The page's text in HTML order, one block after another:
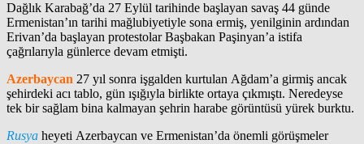
Dağlık Karabağ’da 27 Eylül tarihinde başlayan savaş 44 günde
Ermenistan’ın tarihi mağlubiyetiyle sona ermiş, yenilginin ardından
Erivan’da başlayan protestolar Başbakan Paşinyan’a istifa
çağrılarıyla günlerce devam etmişti.
Azerbaycan 27 yıl sonra işgalden kurtulan Ağdam’a girmiş ancak
şehirdeki acı tablo, gün ışığıyla birlikte ortaya çıkmıştı. Neredeyse
tek bir sağlam bina kalmayan şehrin harabe görüntüsü yürek burktu.
Rusya heyeti Azerbaycan ve Ermenistan’da önemli görüşmeler